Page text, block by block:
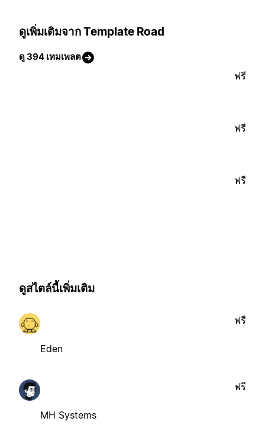
ดูเพิ่มเติมจาก Template Road
ดู 394 เทมเพลต
ฟรี
ฟรี
ฟรี
ดูสไตล์นี้เพิ่มเติม
Eden
ฟรี
MH Systems
ฟรี